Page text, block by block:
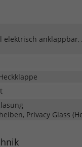
elektrisch
Privacy Glass